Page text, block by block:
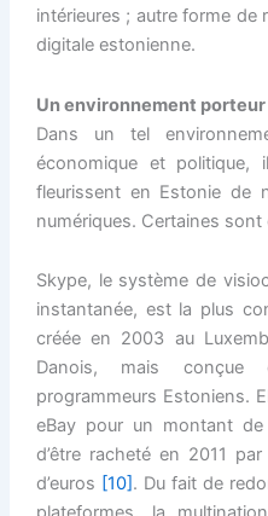
intérieures ; autre forme de
digitale estonienne.
Un environnement
Dans un tel
économique et politique,
fleurissent en Estonie de
numériques. Certaines
Skype, le système de
instantanée, est la plus
créée en 2003 au
Danois, mais
programmeurs Estoniens.
eBay pour un montant de
d’être racheté en 2011
d’euros [10] . Du fait de